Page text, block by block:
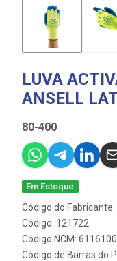
LUVA
ANSELL
80-400
Em Estoque
Código do
Código: 121722
Código NCM:
Código de Barras do